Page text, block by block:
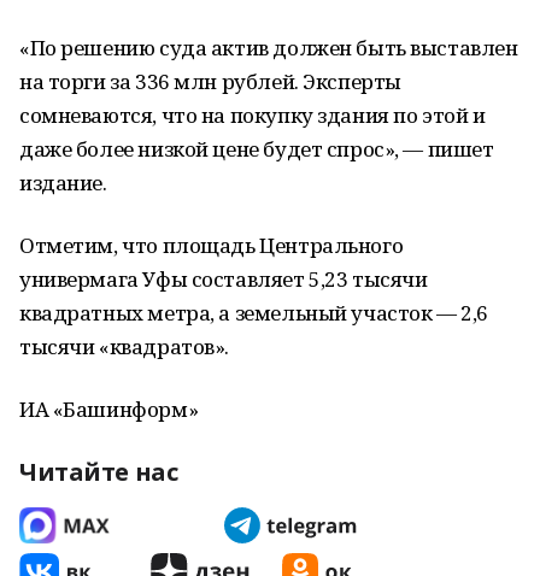
«По решению суда актив должен быть выставлен
на торги за 336 млн рублей. Эксперты
сомневаются, что на покупку здания по этой и
даже более низкой цене будет спрос», — пишет
издание.
Отметим, что площадь Центрального
универмага Уфы составляет 5,23 тысячи
квадратных метра, а земельный участок — 2,6
тысячи «квадратов».
ИА «Башинформ»
Читайте нас